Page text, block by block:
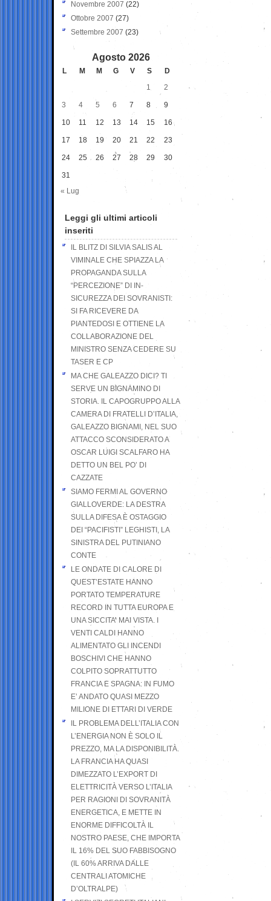
Novembre 2007 (22)
Ottobre 2007 (27)
Settembre 2007 (23)
Agosto 2026
L M M G V S
D
1
2
3 4 5 6 7 8 9
10 11 12 13 14 15 16
17 18 19 20 21 22 23
24 25 26 27 28 29 30
31
« Lug
Leggi gli ultimi articoli
inseriti
IL BLITZ DI SILVIA SALIS AL
VIMINALE CHE SPIAZZA LA
PROPAGANDA SULLA
“PERCEZIONE” DI IN-
SICUREZZA DEI SOVRANISTI:
SI FA RICEVERE DA
PIANTEDOSI E OTTIENE LA
COLLABORAZIONE DEL
MINISTRO SENZA CEDERE SU
TASER E CP
MA CHE GALEAZZO DICI? TI
SERVE UN BIGNAMINO DI
STORIA. IL CAPOGRUPPO ALLA
CAMERA DI FRATELLI D’ITALIA,
GALEAZZO BIGNAMI, NEL SUO
ATTACCO SCONSIDERATO A
OSCAR LUIGI SCALFARO HA
DETTO UN BEL PO’ DI
CAZZATE
SIAMO FERMI AL GOVERNO
GIALLOVERDE: LA DESTRA
SULLA DIFESA È OSTAGGIO
DEI “PACIFISTI” LEGHISTI, LA
SINISTRA DEL PUTINIANO
CONTE
LE ONDATE DI CALORE DI
QUEST’ESTATE HANNO
PORTATO TEMPERATURE
RECORD IN TUTTA EUROPA E
UNA SICCITA’ MAI VISTA. I
VENTI CALDI HANNO
ALIMENTATO GLI INCENDI
BOSCHIVI CHE HANNO
COLPITO SOPRATTUTTO
FRANCIA E SPAGNA: IN FUMO
E’ ANDATO QUASI MEZZO
MILIONE DI ETTARI DI VERDE
IL PROBLEMA DELL’ITALIA CON
L’ENERGIA NON È SOLO IL
PREZZO, MA LA DISPONIBILITÀ.
LA FRANCIA HA QUASI
DIMEZZATO L’EXPORT DI
ELETTRICITÀ VERSO L’ITALIA
PER RAGIONI DI SOVRANITÀ
ENERGETICA, E METTE IN
ENORME DIFFICOLTÀ IL
NOSTRO PAESE, CHE IMPORTA
IL 16% DEL SUO FABBISOGNO
(IL 60% ARRIVA DALLE
CENTRALI ATOMICHE
D’OLTRALPE)